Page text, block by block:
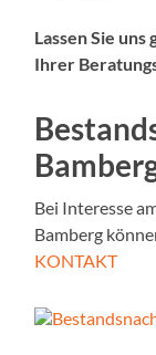
Lassen Sie
Ihrer
Bei Interesse
Bamberg
KONTAKT